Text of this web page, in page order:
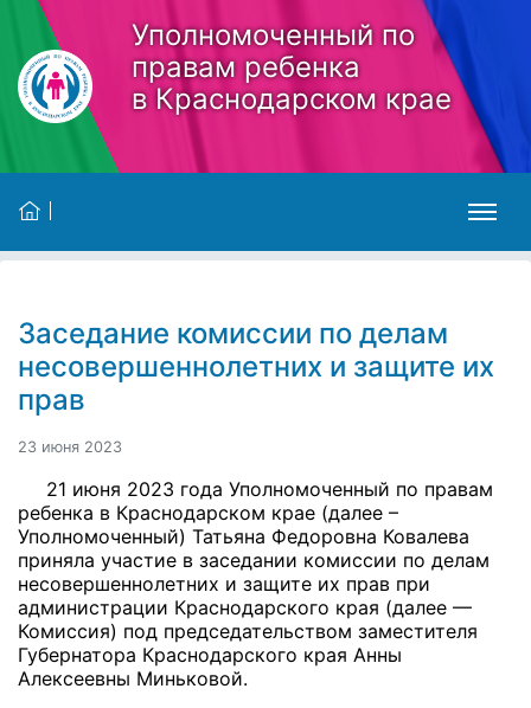
Skip to main content
Уполномоченный по
правам ребенка
в Краснодарском крае
Заседание комиссии по делам
несовершеннолетних и защите их
прав
23 июня 2023
21 июня 2023 года Уполномоченный по правам
ребенка в Краснодарском крае (далее –
Уполномоченный) Татьяна Федоровна Ковалева
приняла участие в заседании комиссии по делам
несовершеннолетних и защите их прав при
администрации Краснодарского края (далее —
Комиссия) под председательством заместителя
Губернатора Краснодарского края Анны
Алексеевны Миньковой.